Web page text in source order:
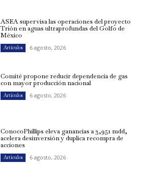
ASEA supervisa las operaciones del proyecto
Trión en aguas ultraprofundas del Golfo de
México
Artículos 6 agosto, 2026
Comité propone reducir dependencia de gas
con mayor producción nacional
Artículos 6 agosto, 2026
ConocoPhillips eleva ganancias a 3,951 mdd,
acelera desinversión y duplica recompra de
acciones
Artículos 6 agosto, 2026